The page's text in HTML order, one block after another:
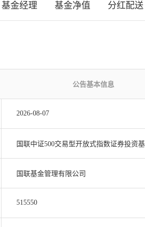
基金经理 基金净值 分红配送
公告基本信息
2026-08-07
国联中证500交易型开放式指数证券投资
国联基金管理有限公司
515550